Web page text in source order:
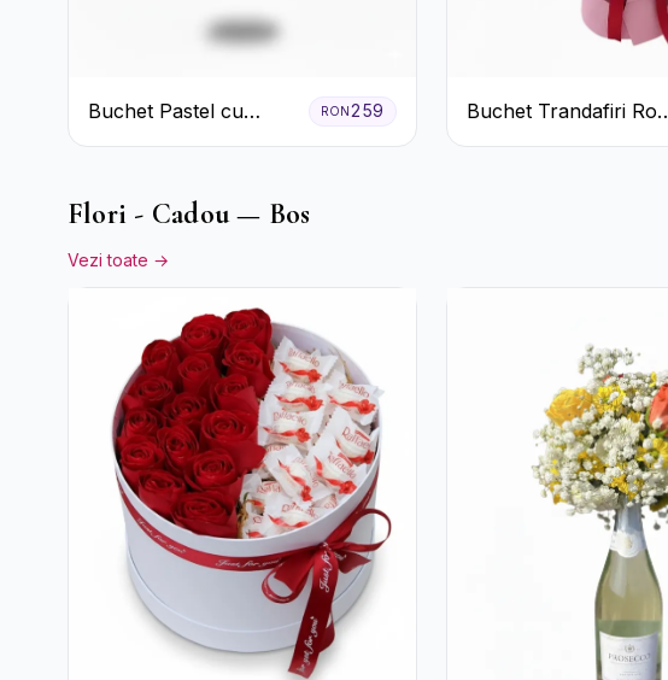
Buchet Pastel cu
Crizanteme și Garoafe
RON259
Buchet Trandafiri Roz
și Roșii cu Eucalipt și
Flori - Cadou — Bos
Vezi toate →